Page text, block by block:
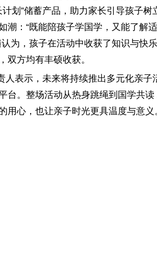
划”储蓄产品，助力家长引导孩子
潮：“既能陪孩子学国学，又能了解
为，孩子在活动中收获了知识与快
双方均有丰硕收获。
人表示，未来将持续推出多元化亲子
台。整场活动从热身跳绳到国学共
用心，也让亲子时光更具温度与意义